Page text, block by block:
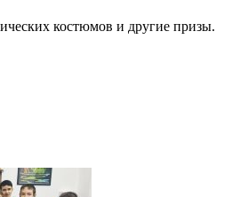
костюмов и другие призы.